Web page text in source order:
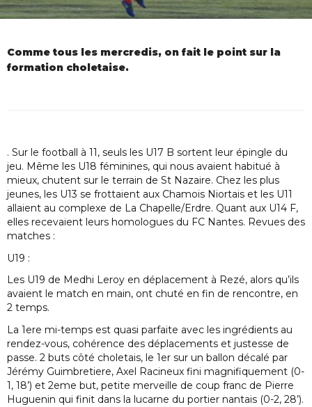
Comme tous les mercredis, on fait le point sur la
formation choletaise.
. Sur le football à 11, seuls les U17 B sortent leur épingle du
jeu. Même les U18 féminines, qui nous avaient habitué à
mieux, chutent sur le terrain de St Nazaire. Chez les plus
jeunes, les U13 se frottaient aux Chamois Niortais et les U11
allaient au complexe de La Chapelle/Erdre. Quant aux U14 F,
elles recevaient leurs homologues du FC Nantes. Revues des
matches :
U19 :
Les U19 de Medhi Leroy en déplacement à Rezé, alors qu’ils
avaient le match en main, ont chuté en fin de rencontre, en
2 temps.
La 1ere mi-temps est quasi parfaite avec les ingrédients au
rendez-vous, cohérence des déplacements et justesse de
passe. 2 buts côté choletais, le 1er sur un ballon décalé par
Jérémy Guimbretiere, Axel Racineux fini magnifiquement (0-
1, 18’) et 2eme but, petite merveille de coup franc de Pierre
Huguenin qui finit dans la lucarne du portier nantais (0-2, 28’).